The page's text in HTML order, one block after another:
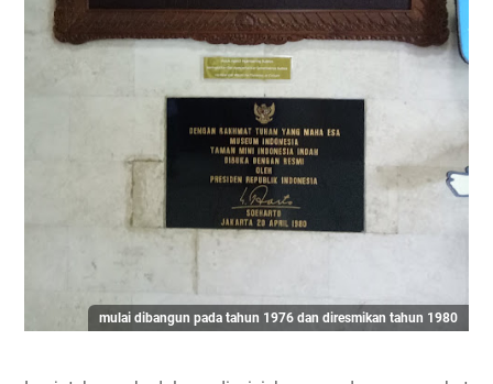
mulai dibangun pada tahun 1976 dan diresmikan tahun 1980